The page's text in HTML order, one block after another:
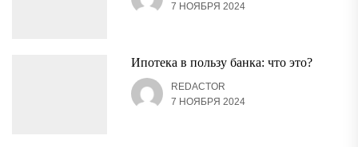
7 НОЯБРЯ 2024
Ипотека в пользу банка: что это?
REDACTOR
7 НОЯБРЯ 2024